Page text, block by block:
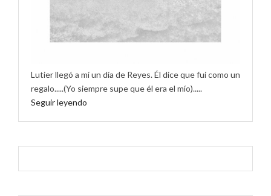
Lutier llegó a mí un día de Reyes. Él dice que fui como un
regalo.....(Yo siempre supe que él era el mío).....
Seguir leyendo